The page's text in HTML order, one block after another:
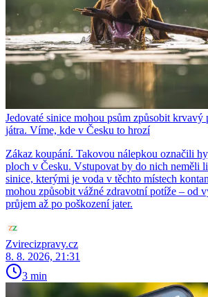
Jedovaté sinice mohou psům způsobit
játra. Víme, kde v Česku to hrozí
Zákaz koupání. Takovou nálepkou označili
ploch v Česku. Vstupovat by do nich neměli
sinice, kterými je voda v těchto místech
mohou způsobit vážné zdravotní potíže – od
průjem až po poškození jater.
Zvirecizpravy.cz
8. 8. 2026, 21:31
3 min